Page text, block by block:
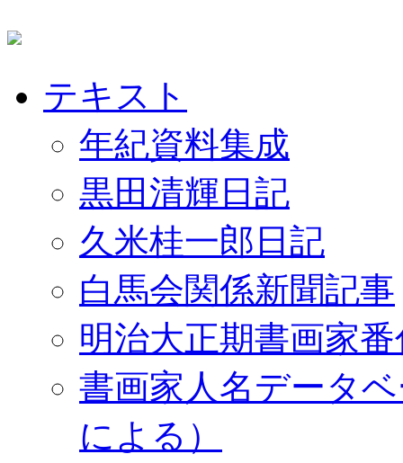
テキスト
年紀資料集成
黒田清輝日記
久米桂一郎日記
白馬会関係新聞記事
明治大正期書画家
書画家人名データ
による）